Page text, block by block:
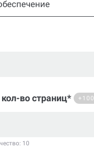
во страниц* +100
10